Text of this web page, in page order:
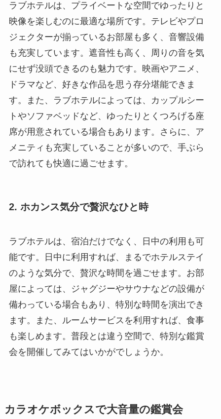
ラブホテルは、プライベートな空間でゆったりと
映像を楽しむのに最適な場所です。テレビやプロ
ジェクターが揃っているお部屋も多く、音響設備
も充実しています。遮音性も高く、周りの音を気
にせず没頭できるのも魅力です。映画やアニメ、
ドラマなど、好きな作品を思う存分堪能できま
す。また、ラブホテルによっては、カップルシー
トやソファベッドなど、ゆったりとくつろげる座
席が用意されている場合もあります。さらに、ア
メニティも充実していることが多いので、手ぶら
で訪れても快適に過ごせます。
2. ホカンス気分で贅沢なひと時
ラブホテルは、宿泊だけでなく、日中の利用も可
能です。日中に利用すれば、まるでホテルステイ
のような気分で、贅沢な時間を過ごせます。お部
屋によっては、ジャグジーやサウナなどの設備が
備わっている場合もあり、特別な時間を演出でき
ます。また、ルームサービスを利用すれば、食事
も楽しめます。普段とは違う空間で、特別な鑑賞
会を開催してみてはいかがでしょうか。
カラオケボックスで大音量の鑑賞会